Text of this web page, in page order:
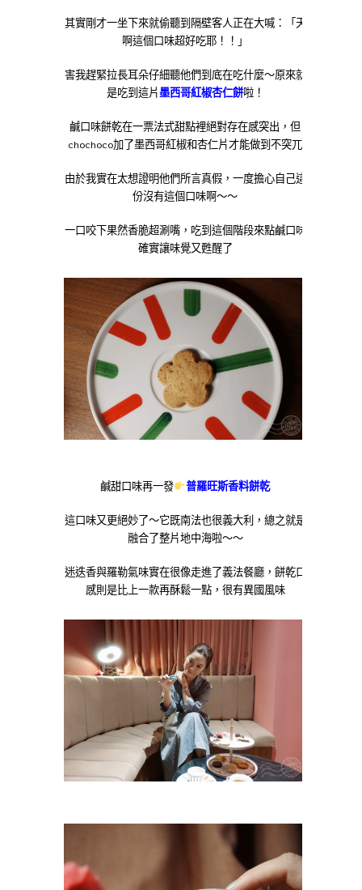
其實剛才一坐下來就偷聽到隔壁客人正在大喊：「天
啊這個口味超好吃耶！！」
害我趕緊拉長耳朵仔細聽他們到底在吃什麼～原來就
是吃到這片墨西哥紅椒杏仁餅啦！
鹹口味餅乾在一票法式甜點裡絕對存在感突出，但
chochoco加了墨西哥紅椒和杏仁片才能做到不突兀
由於我實在太想證明他們所言真假，一度擔心自己這
份沒有這個口味啊～～
一口咬下果然香脆超涮嘴，吃到這個階段來點鹹口味
確實讓味覺又甦醒了
鹹甜口味再一發 普羅旺斯香料餅乾
這口味又更絕妙了～它既南法也很義大利，總之就是
融合了整片地中海啦～～
迷迭香與羅勒氣味實在很像走進了義法餐廳，餅乾口
感則是比上一款再酥鬆一點，很有異國風味